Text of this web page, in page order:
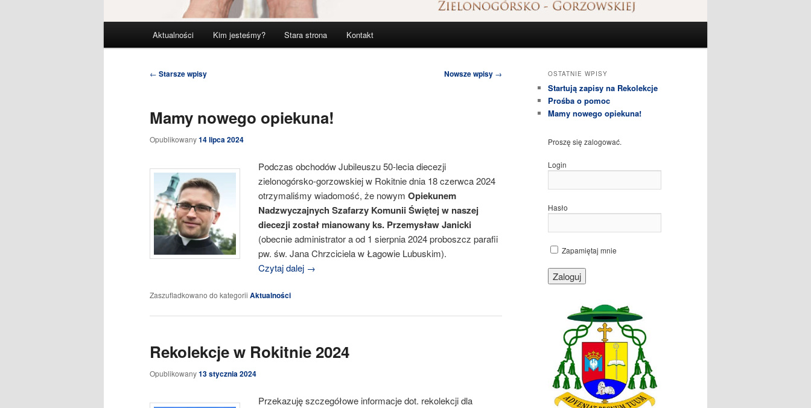
Aktualności Kim jesteśmy? Stara strona Kontakt
Nawigacja
← Starsze wpisy Nowsze wpisy →
Mamy nowego opiekuna!
Opublikowany14 lipca 2024
Podczas obchodów Jubileuszu 50-lecia diecezji
zielonogórsko-gorzowskiej w Rokitnie dnia 18 czerwca 2024
otrzymaliśmy wiadomość, że nowym Opiekunem
Nadzwyczajnych Szafarzy Komunii Świętej w naszej
diecezji został mianowany ks. Przemysław Janicki
(obecnie administrator a od 1 sierpnia 2024 proboszcz parafii
pw. św. Jana Chrzciciela w Łagowie Lubuskim).
Czytaj dalej →
Zaszufladkowano do kategorii Aktualności
Rekolekcje w Rokitnie 2024
Opublikowany13 stycznia 2024
Przekazuję szczegółowe informacje dot. rekolekcji dla
OSTATNIE WPISY
Startują zapisy na Rekolekcje
Prośba o pomoc
Mamy nowego opiekuna!
Proszę się zalogować.
Login
Hasło
Zapamiętaj mnie